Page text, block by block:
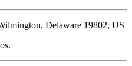
Delaware 19802, US